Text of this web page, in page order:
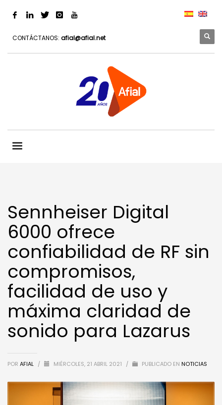
CONTÁCTANOS: afial@afial.net
Sennheiser Digital
6000 ofrece
confiabilidad de RF sin
compromisos,
facilidad de uso y
máxima claridad de
sonido para Lazarus
POR AFIAL / MIÉRCOLES, 21 ABRIL 2021 / PUBLICADO EN NOTICIAS